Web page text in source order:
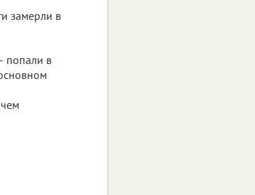
замерли в
попали в